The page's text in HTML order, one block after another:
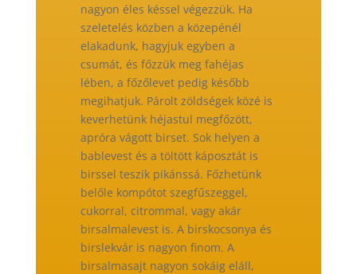
nagyon éles késsel végezzük. Ha
szeletelés közben a közepénél
elakadunk, hagyjuk egyben a
csumát, és főzzük meg fahéjas
lében, a főzőlevet pedig később
megihatjuk. Párolt zöldségek közé is
keverhetünk héjastul megfőzött,
apróra vágott birset. Sok helyen a
bablevest és a töltött káposztát is
birssel teszik pikánssá. Főzhetünk
belőle kompótot szegfűszeggel,
cukorral, citrommal, vagy akár
birsalmalevest is. A birskocsonya és
birslekvár is nagyon finom. A
birsalmasajt nagyon sokáig eláll,